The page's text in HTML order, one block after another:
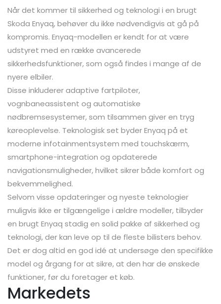
Når det kommer til sikkerhed og teknologi i en brugt
Skoda Enyaq, behøver du ikke nødvendigvis at gå på
kompromis. Enyaq-modellen er kendt for at være
udstyret med en række avancerede
sikkerhedsfunktioner, som også findes i mange af de
nyere elbiler.
Disse inkluderer adaptive fartpiloter,
vognbaneassistent og automatiske
nødbremsesystemer, som tilsammen giver en tryg
køreoplevelse. Teknologisk set byder Enyaq på et
moderne infotainmentsystem med touchskærm,
smartphone-integration og opdaterede
navigationsmuligheder, hvilket sikrer både komfort og
bekvemmelighed.
Selvom visse opdateringer og nyeste teknologier
muligvis ikke er tilgængelige i ældre modeller, tilbyder
en brugt Enyaq stadig en solid pakke af sikkerhed og
teknologi, der kan leve op til de fleste bilisters behov.
Det er dog altid en god idé at undersøge den specifikke
model og årgang for at sikre, at den har de ønskede
funktioner, før du foretager et køb.
Markedets